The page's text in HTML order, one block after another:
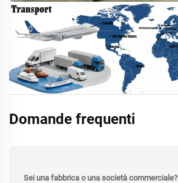
Domande frequenti
Sei una fabbrica o una società commerciale?